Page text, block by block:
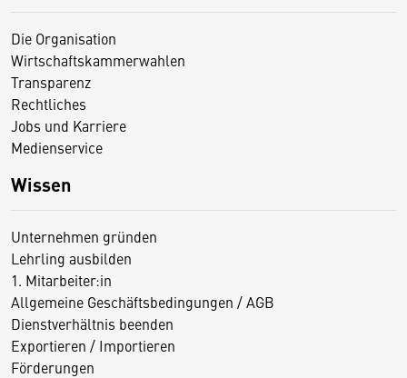
Die Organisation
Wirtschaftskammerwahlen
Transparenz
Rechtliches
Jobs und Karriere
Medienservice
Wissen
Unternehmen gründen
Lehrling ausbilden
1. Mitarbeiter:in
Allgemeine Geschäftsbedingungen / AGB
Dienstverhältnis beenden
Exportieren / Importieren
Förderungen